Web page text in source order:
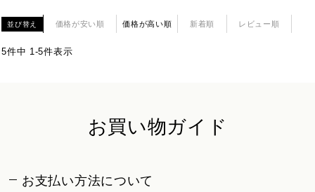
並び替え 価格が安い順 価格が高い順 新着順 レビュー順
5件中 1-5件表示
お買い物ガイド
お支払い方法について